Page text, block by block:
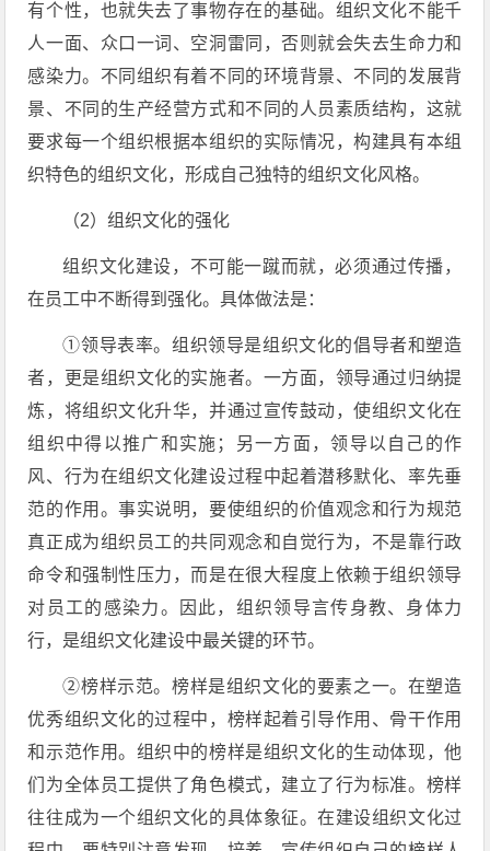
有个性，也就失去了事物存在的基础。组织文化不能千
人一面、众口一词、空洞雷同，否则就会失去生命力和
感染力。不同组织有着不同的环境背景、不同的发展背
景、不同的生产经营方式和不同的人员素质结构，这就
要求每一个组织根据本组织的实际情况，构建具有本组
织特色的组织文化，形成自己独特的组织文化风格。
（2）组织文化的强化
组织文化建设，不可能一蹴而就，必须通过传播，
在员工中不断得到强化。具体做法是：
①领导表率。组织领导是组织文化的倡导者和塑造
者，更是组织文化的实施者。一方面，领导通过归纳提
炼，将组织文化升华，并通过宣传鼓动，使组织文化在
组织中得以推广和实施；另一方面，领导以自己的作
风、行为在组织文化建设过程中起着潜移默化、率先垂
范的作用。事实说明，要使组织的价值观念和行为规范
真正成为组织员工的共同观念和自觉行为，不是靠行政
命令和强制性压力，而是在很大程度上依赖于组织领导
对员工的感染力。因此，组织领导言传身教、身体力
行，是组织文化建设中最关键的环节。
②榜样示范。榜样是组织文化的要素之一。在塑造
优秀组织文化的过程中，榜样起着引导作用、骨干作用
和示范作用。组织中的榜样是组织文化的生动体现，他
们为全体员工提供了角色模式，建立了行为标准。榜样
往往成为一个组织文化的具体象征。在建设组织文化过